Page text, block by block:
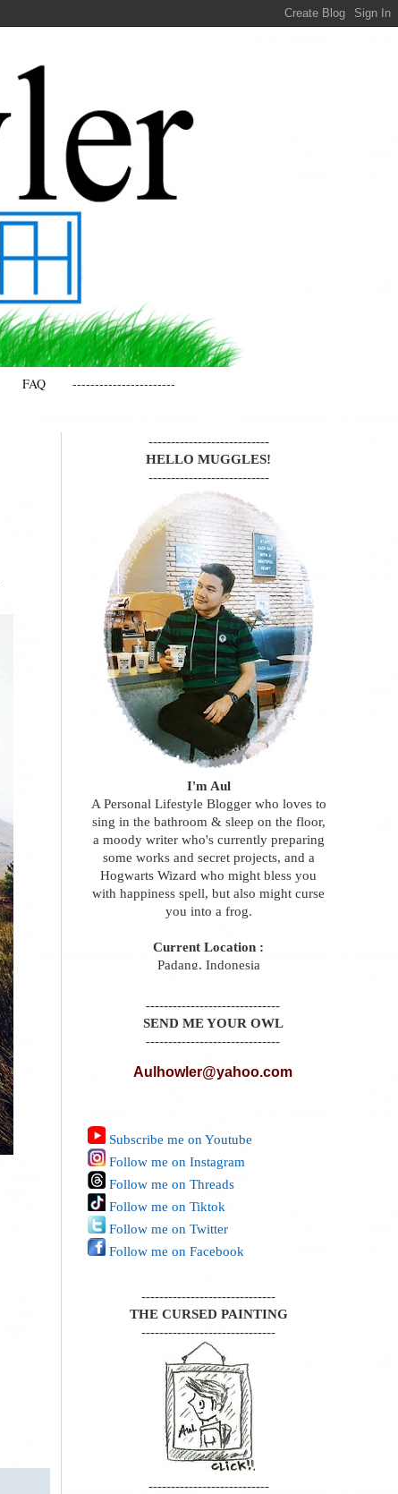
FAQ -----------------------
---------------------------
HELLO MUGGLES!
---------------------------
I'm Aul
A Personal Lifestyle Blogger who loves to
sing in the bathroom & sleep on the floor,
a moody writer who's currently preparing
some works and secret projects, and a
Hogwarts Wizard who might bless you
with happiness spell, but also might curse
you into a frog.
Current Location :
Padang, Indonesia
------------------------------
SEND ME YOUR OWL
------------------------------
Aulhowler@yahoo.com
Subscribe me on Youtube
Follow me on Instagram
Follow me on Threads
Follow me on Tiktok
Follow me on Twitter
Follow me on Facebook
------------------------------
THE CURSED PAINTING
------------------------------
---------------------------